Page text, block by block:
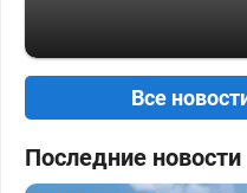
Все
Последние новости